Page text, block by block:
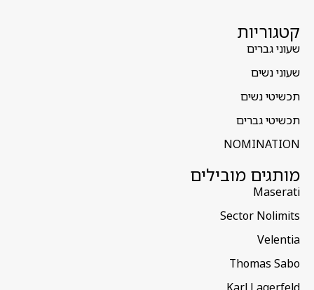
קטגוריות
שעוני גברים
שעוני נשים
תכשיטי נשים
תכשיטי גברים
NOMINATION
מותגים מובילים
Maserati
Sector Nolimits
Velentia
Thomas Sabo